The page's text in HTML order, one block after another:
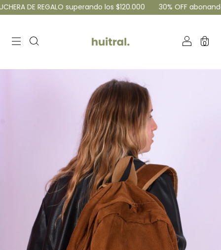
DE REGALO superando los $120.000 30% OFF
0